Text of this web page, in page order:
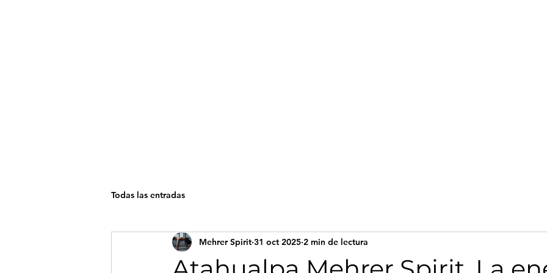
Todas las entradas
Mehrer Spirit 31 oct 2025 2 min de lectura